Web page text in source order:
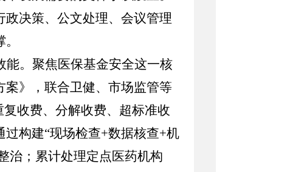
决策、公文处理、会议管理
。 聚焦医保基金安全这一核
》，联合卫健、市场监管等
收费、分解收费、超标准收
构建“现场检查+数据核查+机
治；累计处理定点医药机构